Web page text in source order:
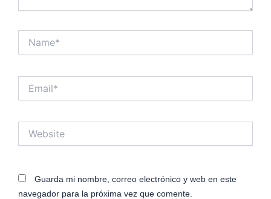
Guarda mi nombre, correo electrónico y web en este
navegador para la próxima vez que comente.